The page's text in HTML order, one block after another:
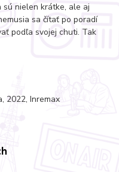
sú nielen krátke, ale aj
sa čítať po poradí
podľa svojej chuti. Tak
2022, Inremax